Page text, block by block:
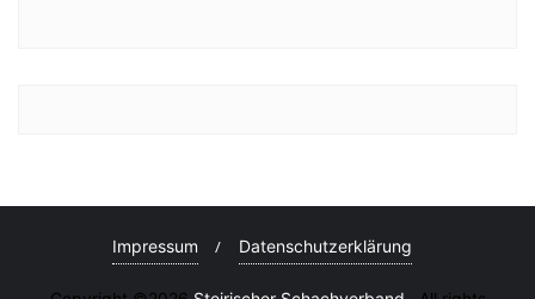
Impressum Datenschutzerklärung